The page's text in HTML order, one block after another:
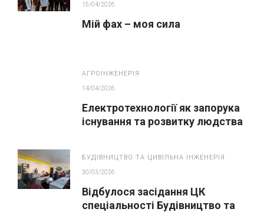
15/04/2026
Мій фах – моя сила
АГРОІНЖЕНЕРІЯ
14/04/2026
Електротехнології як запорука
існування та розвитку людства
БУДІВНИЦТВО ТА ЦИВІЛЬНА ІНЖЕНЕРІЯ
30/03/2026
Відбулося засідання ЦК
спеціальності Будівництво та